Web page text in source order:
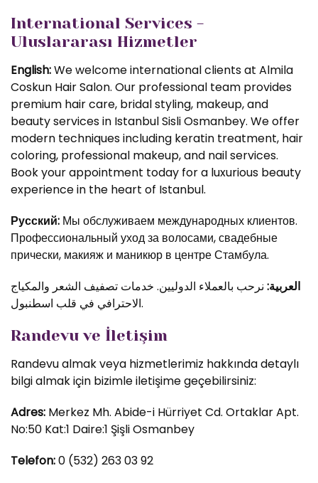
International Services -
Uluslararası Hizmetler
English:We welcome international clients at Almila
Coskun Hair Salon. Our professional team provides
premium hair care, bridal styling, makeup, and
beauty services in Istanbul Sisli Osmanbey. We offer
modern techniques including keratin treatment, hair
coloring, professional makeup, and nail services.
Book your appointment today for a luxurious beauty
experience in the heart of Istanbul.
Русский: Мы обслуживаем международных клиентов.
Профессиональный уход за волосами, свадебные
прически, макияж и маникюр в центре Стамбула.
العربية: نرحب بالعملاء الدوليين. خدمات تصفيف الشعر والمكياج
الاحترافي في قلب اسطنبول.
Randevu ve İletişim
Randevu almak veya hizmetlerimiz hakkında detaylı
bilgi almak için bizimle iletişime geçebilirsiniz:
Adres: Merkez Mh. Abide-i Hürriyet Cd. Ortaklar Apt.
No:50 Kat:1 Daire:1 Şişli Osmanbey
Telefon:0 (532) 263 03 92